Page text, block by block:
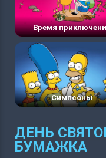
Время
Симпсоны
ДЕНЬ
БУМАЖКА